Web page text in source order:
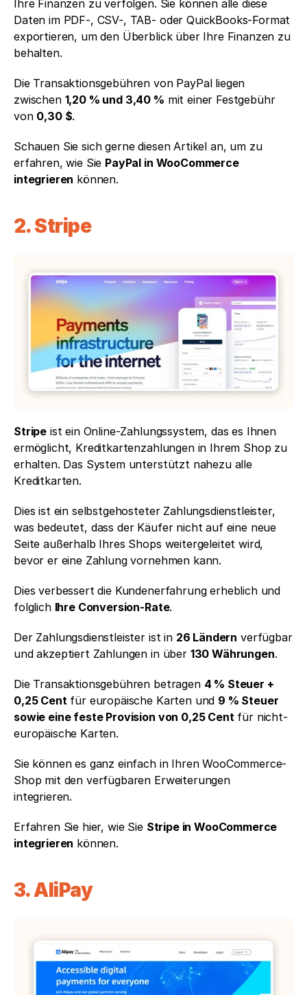
Ihre Finanzen zu verfolgen. Sie können alle diese
Daten im PDF-, CSV-, TAB- oder QuickBooks-Format
exportieren, um den Überblick über Ihre Finanzen zu
behalten.
Die Transaktionsgebühren von PayPal liegen
zwischen 1,20 % und 3,40 % mit einer Festgebühr
von 0,30 $.
Schauen Sie sich gerne diesen Artikel an, um zu
erfahren, wie Sie PayPal in WooCommerce
integrieren können.
2. Stripe
Stripe ist ein Online-Zahlungssystem, das es Ihnen
ermöglicht, Kreditkartenzahlungen in Ihrem Shop zu
erhalten. Das System unterstützt nahezu alle
Kreditkarten.
Dies ist ein selbstgehosteter Zahlungsdienstleister,
was bedeutet, dass der Käufer nicht auf eine neue
Seite außerhalb Ihres Shops weitergeleitet wird,
bevor er eine Zahlung vornehmen kann.
Dies verbessert die Kundenerfahrung erheblich und
folglich Ihre Conversion-Rate.
Der Zahlungsdienstleister ist in 26 Ländern verfügbar
und akzeptiert Zahlungen in über 130 Währungen.
Die Transaktionsgebühren betragen 4 % Steuer +
0,25 Cent für europäische Karten und 9 % Steuer
sowie eine feste Provision von 0,25 Cent für nicht-
europäische Karten.
Sie können es ganz einfach in Ihren WooCommerce-
Shop mit den verfügbaren Erweiterungen
integrieren.
Erfahren Sie hier, wie Sie Stripe in WooCommerce
integrieren können.
3. AliPay